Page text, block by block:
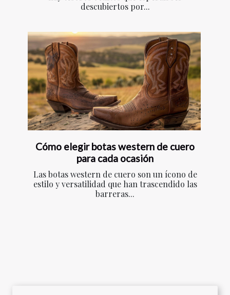
descubiertos por...
Cómo elegir botas western de cuero
para cada ocasión
Las botas western de cuero son un ícono de
estilo y versatilidad que han trascendido las
barreras...